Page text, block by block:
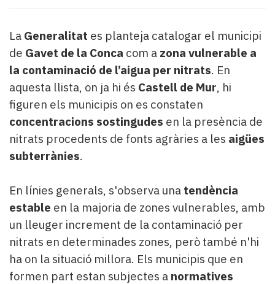
Lo
més
llegit...
Editorial
La Generalitat es planteja catalogar el municipi
de Gavet de la Conca com a zona vulnerable a
la contaminació de l’aigua per nitrats. En
aquesta llista, on ja hi és Castell de Mur, hi
figuren els municipis on es constaten
concentracions sostingudes en la presència de
nitrats procedents de fonts agràries a les aigües
subterrànies.
En línies generals, s'observa una tendència
estable en la majoria de zones vulnerables, amb
un lleuger increment de la contaminació per
nitrats en determinades zones, però també n'hi
ha on la situació millora. Els municipis que en
formen part estan subjectes a normatives